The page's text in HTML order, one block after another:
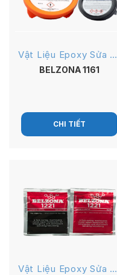
Vật Liệu Epoxy Sửa Chữa
BELZONA 1161
CHI TIẾT
Vật Liệu Epoxy Sửa Chữa